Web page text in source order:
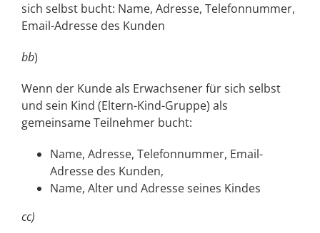
sich selbst bucht: Name, Adresse, Telefonnummer,
Email-Adresse des Kunden
bb)
Wenn der Kunde als Erwachsener für sich selbst
und sein Kind (Eltern-Kind-Gruppe) als
gemeinsame Teilnehmer bucht:
Name, Adresse, Telefonnummer, Email-
Adresse des Kunden,
Name, Alter und Adresse seines Kindes
cc)